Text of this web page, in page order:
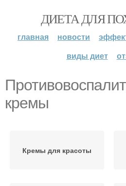
ДИЕТА ДЛЯ
главная новости
виды диет
кремы
Кремы для красоты